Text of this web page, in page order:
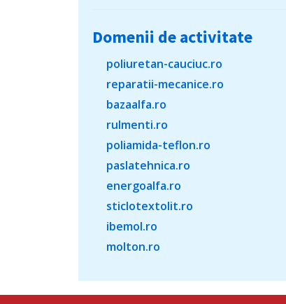
Domenii de activitate
poliuretan-cauciuc.ro
reparatii-mecanice.ro
bazaalfa.ro
rulmenti.ro
poliamida-teflon.ro
paslatehnica.ro
energoalfa.ro
sticlotextolit.ro
ibemol.ro
molton.ro